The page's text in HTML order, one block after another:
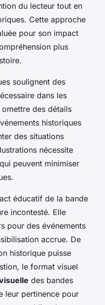
du lecteur tout en
Cette approche
pour son impact
plus
soulignent des
dans les
des détails
historiques
des situations
nécessite
peuvent minimiser
éducatif de la bande
incontesté. Elle
pour des événements
accrue. De
historique puisse
le format visuel
des bandes
leur pertinence pour